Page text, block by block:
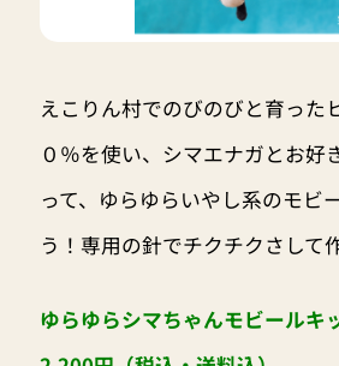
えこりん村でのびのびと育った
０％を使い、シマエナガとお好
って、ゆらゆらいやし系のモビ
う！専用の針でチクチクさして
ゆらゆらシマちゃんモビールキ